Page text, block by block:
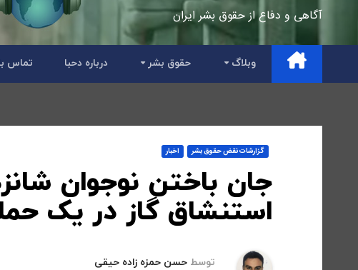
آگاهی و دفاع از حقوق بشر ایران
وبلاگ حقوق بشر درباره دحبا تماس
گزارشات نقض حقوق بشر اخبار
جان باختن نوجوان
استنشاق گاز در یک
توسط حسن حمزه زاده حیقی